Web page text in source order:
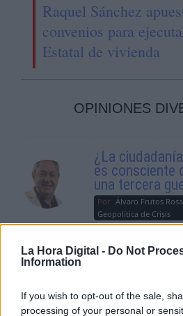
La Hora Digital - Do Not
Information
If you wish to opt-out of the sale,
processing of your personal or
Raquel Sánchez
convenios para
Estatal de vivienda
OPINIONES
¿La
es consciente
una tercera
Por Álvaro Frutos
Geopolítica de Crisis
Suelta y confía
Votantes y